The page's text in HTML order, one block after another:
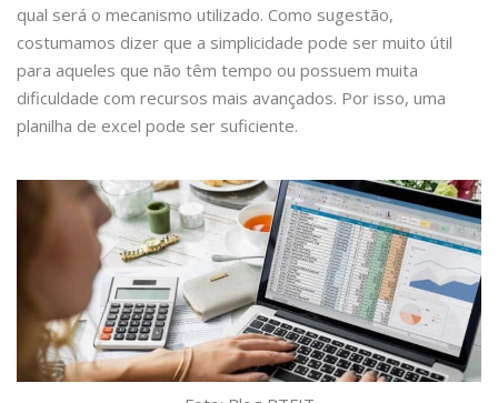
qual será o mecanismo utilizado. Como sugestão,
costumamos dizer que a simplicidade pode ser muito útil
para aqueles que não têm tempo ou possuem muita
dificuldade com recursos mais avançados. Por isso, uma
planilha de excel pode ser suficiente.